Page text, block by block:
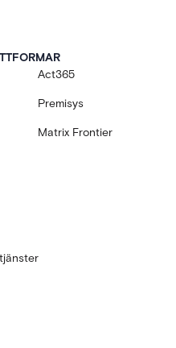
Act365
Premisys
Matrix Frontier